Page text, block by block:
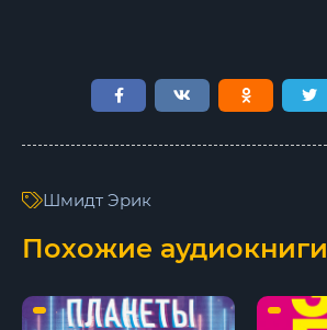
Шмидт Эрик
Похожие аудиокниги